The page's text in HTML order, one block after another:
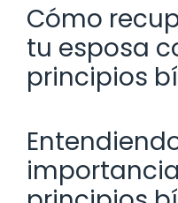
Cómo
tu esposa
principios